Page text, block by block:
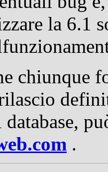
la 6.1
chiunque
.